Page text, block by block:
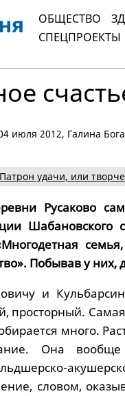
ОБЩЕСТВО
СПЕЦПРОЕКТЫ
июля 2012, Галина
Патрон удачи, или
Русаково
Шабановского
Побывав у
и
просторный.
много.
Она вообще
словом,